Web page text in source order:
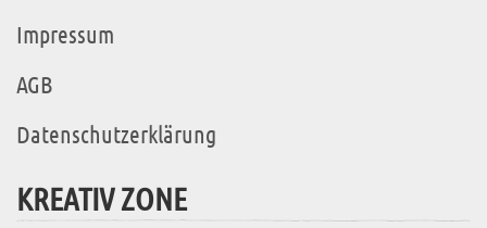
Impressum
AGB
Datenschutzerklärung
KREATIV ZONE